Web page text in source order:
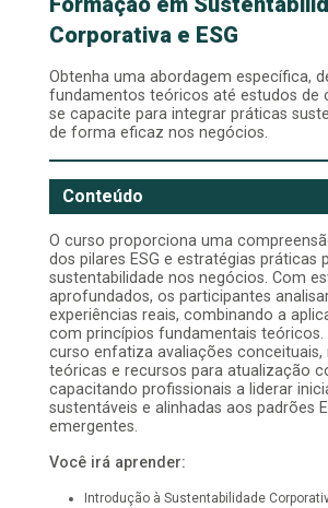
Corporativa e ESG
Obtenha uma abordagem específica,
fundamentos teóricos até estudos de
se capacite para integrar práticas
de forma eficaz nos negócios.
Conteúdo
O curso proporciona uma
dos pilares ESG e estratégias práticas
sustentabilidade nos negócios. Com
aprofundados, os participantes
experiências reais, combinando a
com princípios fundamentais teóricos.
curso enfatiza avaliações conceituais,
teóricas e recursos para atualização
capacitando profissionais a liderar
sustentáveis e alinhadas aos padrões
emergentes.
Você irá aprender:
Introdução à Sustentabilidade